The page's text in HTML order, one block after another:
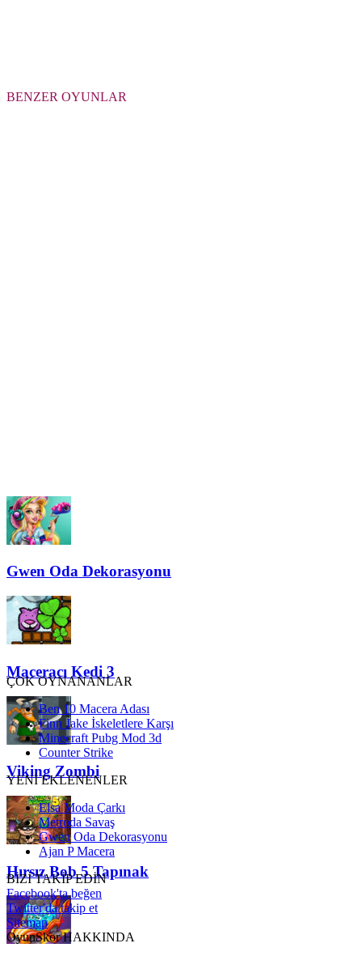
BENZER OYUNLAR
Gwen Oda Dekorasyonu
Maceracı Kedi 3
Viking Zombi
Hırsız Bob 5 Tapınak
ÇOK OYNANANLAR
Ben 10 Macera Adası
Finn Jake İskeletlere Karşı
Minecraft Pubg Mod 3d
Counter Strike
YENİ EKLENENLER
Elsa Moda Çarkı
Metroda Savaş
Gwen Oda Dekorasyonu
Ajan P Macera
BİZİ TAKİP EDİN
Facebook'ta beğen
Twitter'da takip et
Sitemap
OyunSkor HAKKINDA